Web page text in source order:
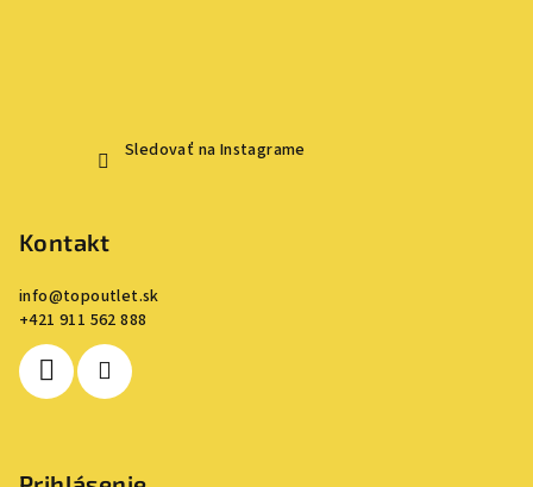
Sledovať na Instagrame
Kontakt
info@topoutlet.sk
+421 911 562 888